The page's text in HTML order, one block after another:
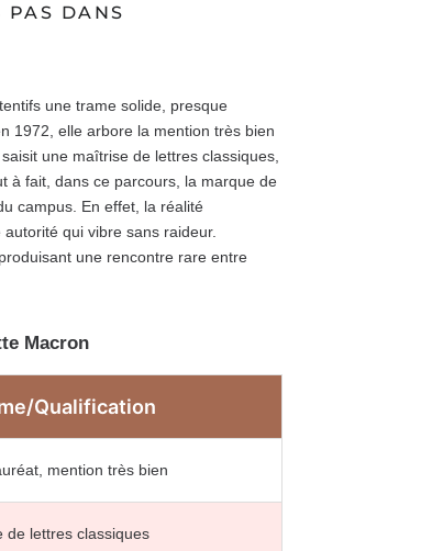
PAS DANS
une trame solide, presque
1972, elle arbore la mention très bien
une maîtrise de lettres classiques,
à fait, dans ce parcours, la marque de
campus. En effet, la réalité
qui vibre sans raideur.
une rencontre rare entre
Macron
Qualification
mention très bien
de lettres classiques